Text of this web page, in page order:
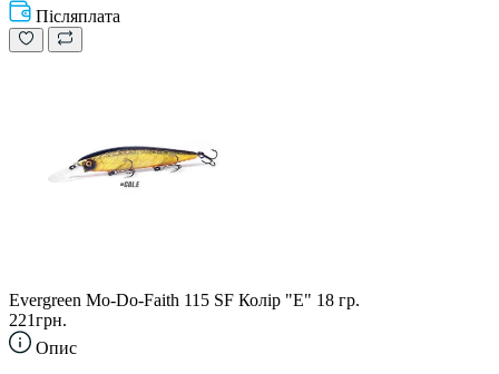
Післяплата
Evergreen Mo-Do-Faith 115 SF Колір "E" 18 гр.
221грн.
Опис